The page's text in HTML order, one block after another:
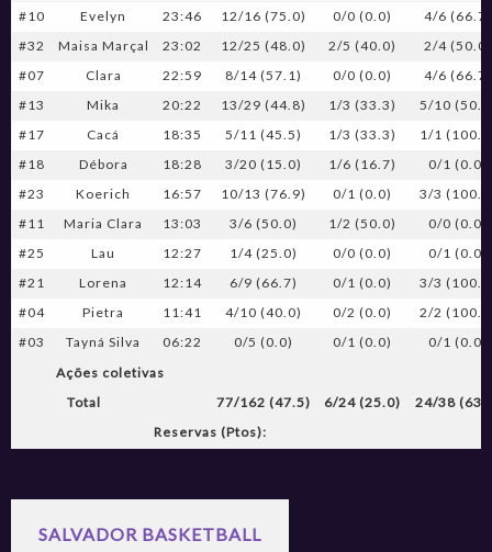
#10
Evelyn 23:46 12/16 (75.0) 0/0 (0.0)
4/6 (66.7)
#32
Maisa Marçal 23:02 12/25 (48.0) 2/5 (40.0)
2/4 (50.0)
#07
Clara 22:59 8/14 (57.1) 0/0 (0.0)
4/6 (66.7)
#13
Mika 20:22 13/29 (44.8) 1/3 (33.3)
5/10
#17
Cacá 18:35 5/11 (45.5) 1/3 (33.3)
1/1
#18
Débora 18:28 3/20 (15.0) 1/6 (16.7)
0/1 (0.0)
#23
Koerich 16:57 10/13 (76.9) 0/1 (0.0)
3/3
#11
Maria Clara 13:03 3/6 (50.0) 1/2 (50.0)
0/0 (0.0)
#25
Lau 12:27 1/4 (25.0) 0/0 (0.0)
0/1 (0.0)
#21
Lorena 12:14 6/9 (66.7) 0/1 (0.0)
3/3
#04
Pietra 11:41 4/10 (40.0) 0/2 (0.0)
2/2
#03
Tayná Silva 06:22 0/5 (0.0) 0/1 (0.0)
0/1 (0.0)
Ações coletivas
Total
77/162 (47.5) 6/24 (25.0)
24/38
Reservas (Ptos):
SALVADOR BASKETBALL